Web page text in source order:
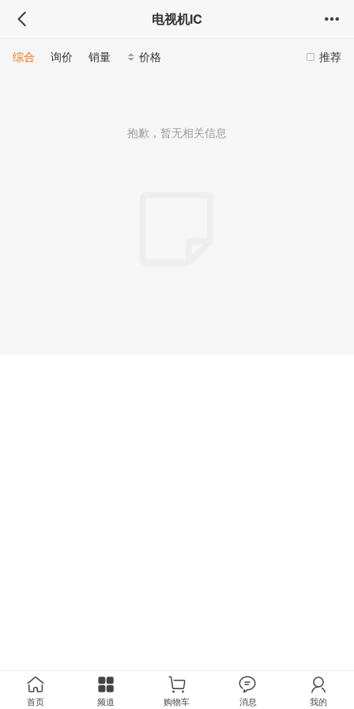
电视机IC
推荐
综合 询价 销量 价格
抱歉，暂无相关信息
首页 频道 购物车 消息 我的